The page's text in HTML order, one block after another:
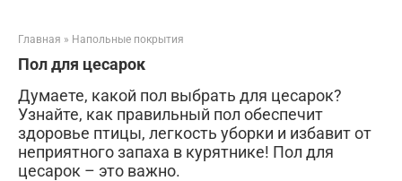
Главная » Напольные покрытия
Пол для цесарок
Думаете, какой пол выбрать для цесарок?
Узнайте, как правильный пол обеспечит
здоровье птицы, легкость уборки и избавит от
неприятного запаха в курятнике! Пол для
цесарок – это важно.